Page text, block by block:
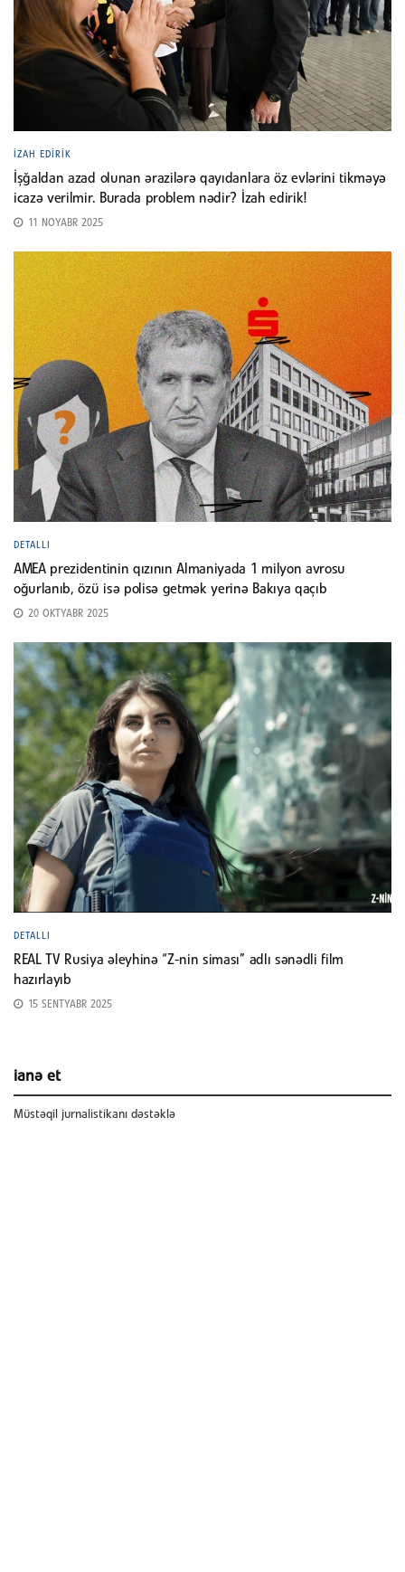
İZAH EDIRIK
İşğaldan azad olunan ərazilərə qayıdanlara öz evlərini tikməyə
icazə verilmir. Burada problem nədir? İzah edirik!
11 NOYABR 2025
DETALLI
AMEA prezidentinin qızının Almaniyada 1 milyon avrosu
oğurlanıb, özü isə polisə getmək yerinə Bakıya qaçıb
20 OKTYABR 2025
DETALLI
REAL TV Rusiya əleyhinə “Z-nin siması” adlı sənədli film
hazırlayıb
15 SENTYABR 2025
ianə et
Müstəqil jurnalistikanı dəstəklə